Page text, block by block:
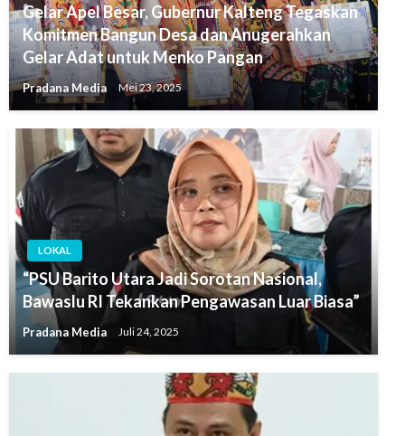
Gelar Apel Besar, Gubernur Kalteng Tegaskan
Komitmen Bangun Desa dan Anugerahkan
Gelar Adat untuk Menko Pangan
Pradana Media Mei 23, 2025
LOKAL
“PSU Barito Utara Jadi Sorotan Nasional,
Bawaslu RI Tekankan Pengawasan Luar Biasa”
Pradana Media Juli 24, 2025